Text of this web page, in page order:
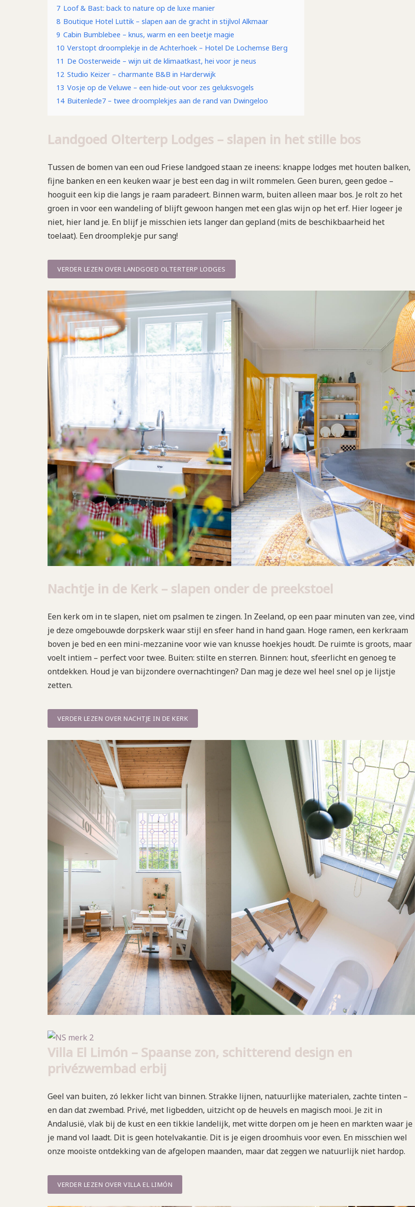
7 Loof & Bast: back to nature op de luxe manier
8 Boutique Hotel Luttik – slapen aan de gracht in stijlvol Alkmaar
9 Cabin Bumblebee – knus, warm en een beetje magie
10 Verstopt droomplekje in de Achterhoek – Hotel De Lochemse Berg
11 De Oosterweide – wijn uit de klimaatkast, hei voor je neus
12 Studio Keizer – charmante B&B in Harderwijk
13 Vosje op de Veluwe – een hide-out voor zes geluksvogels
14 Buitenlede7 – twee droomplekjes aan de rand van Dwingeloo
Landgoed Olterterp Lodges – slapen in het stille bos
Tussen de bomen van een oud Friese landgoed staan ze ineens: knappe lodges met houten balken,
fijne banken en een keuken waar je best een dag in wilt rommelen. Geen buren, geen gedoe –
hooguit een kip die langs je raam paradeert. Binnen warm, buiten alleen maar bos. Je rolt zo het
groen in voor een wandeling of blijft gewoon hangen met een glas wijn op het erf. Hier logeer je
niet, hier land je. En blijf je misschien iets langer dan gepland (mits de beschikbaarheid het
toelaat). Een droomplekje pur sang!
VERDER LEZEN OVER LANDGOED OLTERTERP LODGES
Nachtje in de Kerk – slapen onder de preekstoel
Een kerk om in te slapen, niet om psalmen te zingen. In Zeeland, op een paar minuten van zee, vind
je deze omgebouwde dorpskerk waar stijl en sfeer hand in hand gaan. Hoge ramen, een kerkraam
boven je bed en een mini-mezzanine voor wie van knusse hoekjes houdt. De ruimte is groots, maar
voelt intiem – perfect voor twee. Buiten: stilte en sterren. Binnen: hout, sfeerlicht en genoeg te
ontdekken. Houd je van bijzondere overnachtingen? Dan mag je deze wel heel snel op je lijstje
zetten.
VERDER LEZEN OVER NACHTJE IN DE KERK
Villa El Limón – Spaanse zon, schitterend design en
privézwembad erbij
Geel van buiten, zó lekker licht van binnen. Strakke lijnen, natuurlijke materialen, zachte tinten –
en dan dat zwembad. Privé, met ligbedden, uitzicht op de heuvels en magisch mooi. Je zit in
Andalusië, vlak bij de kust en een tikkie landelijk, met witte dorpen om je heen en markten waar je
je mand vol laadt. Dit is geen hotelvakantie. Dit is je eigen droomhuis voor even. En misschien wel
onze mooiste ontdekking van de afgelopen maanden, maar dat zeggen we natuurlijk niet hardop.
VERDER LEZEN OVER VILLA EL LIMÓN